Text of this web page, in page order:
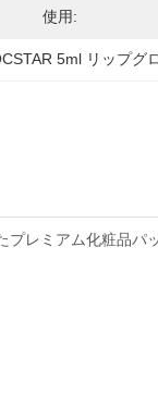
使用:
5ml リップグ
レミアム化粧品パ